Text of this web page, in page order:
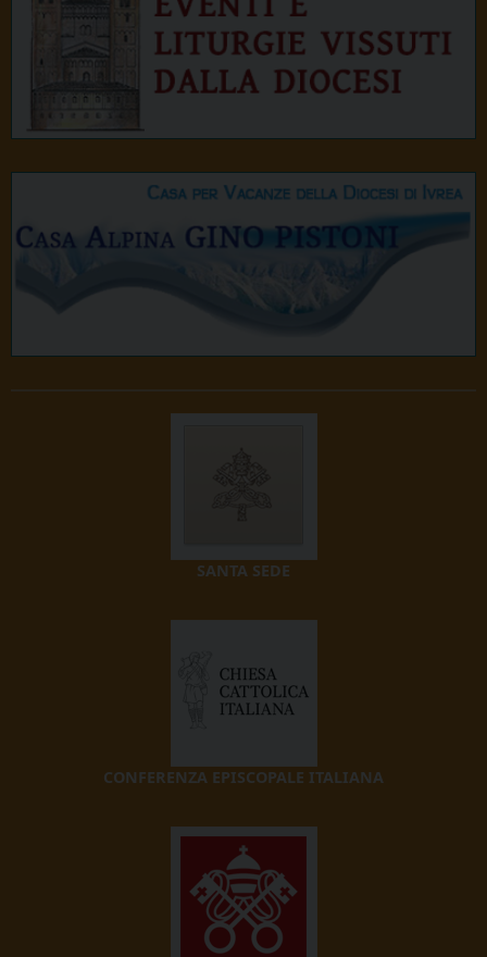
SANTA SEDE
CONFERENZA EPISCOPALE ITALIANA